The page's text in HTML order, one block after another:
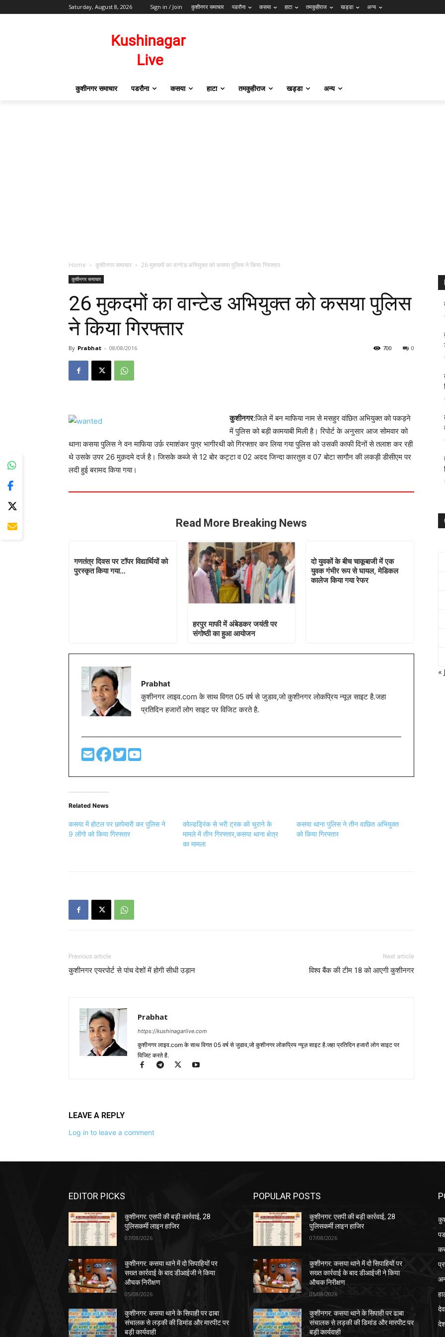
Saturday, August 8, 2026 Sign in / Join कुशीनगर समाचार पडरौना कसया हाटा तमकुहीराज खड्डा अन्य
कुशीनगर समाचार पडरौना कसया हाटा तमकुहीराज खड्डा अन्य
Home कुशीनगर समाचार 26 मुकदमों का वान्टेड अभियुक्त को कसया पुलिस ने किया गिरफ्तार
कुशीनगर समाचार
26 मुकदमों का वान्टेड अभियुक्त को कसया पुलिस
ने किया गिरफ्तार
By Prabhat - 08/08/2016 0
700
कुशीनगर:जिले में बन माफिया नाम से मसहुर वांछित अभियुक्त को पकड़ने
में पुलिस को बड़ी कामयाबी मिली है। रिपोर्ट के अनुसार आज सोमवार को
थाना कसया पुलिस ने वन माफिया उर्फ़ रमाशंकर पुत्र भागीरथी को गिरफ्तार कर लिया गया पुलिस को उसकी काफी दिनों से तलाश कर रही
थे उसके उपर 26 मुक़दमे दर्ज है। जिसके कब्जे से 12 बोर कट्टा व 02 अदद जिन्दा कारतुस व 07 बोटा सागौन की लकड़ी डीसीएम पर
लदी हुई बरामद किया गया।
Read More Breaking News
गणतंत्र दिवस पर टॉपर विद्यार्थियों को
पुरस्कृत किया गया…
हरपुर माफी में अंबेडकर जयंती पर
संगोष्ठी का हुआ आयोजन
दो युवकों के बीच चाकूबाजी में एक
युवक गंभीर रूप से घायल, मेडिकल
कालेज किया गया रेफर
Prabhat
कुशीनगर लाइव.com के साथ विगत 05 वर्ष से जुडाव,जो कुशीनगर लोकप्रिय न्यूज़ साइट है.जहा
प्रतिदिन हजारों लोग साइट पर विजिट करते है.
Related News
कसया में होटल पर छापेमारी कर पुलिस ने
9 लोंगो को किया गिरफ्तार
कोल्डड्रिंक से भरी ट्रक को चुराने के
मामले में तीन गिरफ्तार,कसया थाना क्षेत्र
का मामला
कसया थाना पुलिस ने तीन वाछित अभियुक्त
को किया गिरफ्तार
Previous article
कुशीनगर एयरपोर्ट से पांच देशों में होगी सीधी उड़ान
Next article
विश्व बैंक की टीम 18 को आएगी कुशीनगर
Prabhat
https://kushinagarlive.com
कुशीनगर लाइव.com के साथ विगत 05 वर्ष से जुडाव,जो कुशीनगर लोकप्रिय न्यूज़ साइट है.जहा प्रतिदिन हजारों लोग साइट पर
विजिट करते है.
LEAVE A REPLY
Log in to leave a comment
«
EDITOR PICKS
कुशीनगर: एसपी की बड़ी कार्रवाई, 28
पुलिसकर्मी लाइन हाजिर
07/08/2026
कुशीनगर: कसया थाने में दो सिपाहियों पर
सख्त कार्रवाई के बाद डीआईजी ने किया
औचक निरीक्षण
05/08/2026
कुशीनगर: कसया थाने के सिपाही पर ढाबा
संचालक से लड़की की डिमांड और मारपीट पर
बड़ी कार्यवाही
POPULAR POSTS
कुशीनगर: एसपी की बड़ी कार्रवाई, 28
पुलिसकर्मी लाइन हाजिर
07/08/2026
कुशीनगर: कसया थाने में दो सिपाहियों पर
सख्त कार्रवाई के बाद डीआईजी ने किया
औचक निरीक्षण
05/08/2026
कुशीनगर: कसया थाने के सिपाही पर ढाबा
संचालक से लड़की की डिमांड और मारपीट पर
बड़ी कार्यवाही